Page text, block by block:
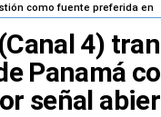
como fuente preferida en
4)
Panamá
señal